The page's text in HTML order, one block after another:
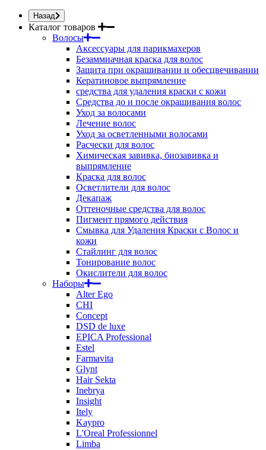
Назад
Каталог товаров
Волосы
Аксессуары для парикмахеров
Безаммиачная краска для волос
Защита при окрашивании и обесцвечивании
Кератиновое выпрямление
средства для удаления краски с кожи
Средства до и после окрашивания волос
Уход за волосами
Лечение волос
Уход за осветленными волосами
Расчески для волос
Химическая завивка, биозавивка и
выпрямление
Краска для волос
Осветлители для волос
Декапаж
Оттеночные средства для волос
Пигмент прямого действия
Смывка для Удаления Краски с Волос и
кожи
Стайлинг для волос
Тонирование волос
Окислители для волос
Наборы
Alter Ego
CHI
Concept
DSD de luxe
EPICA Professional
Estel
Farmavita
Glynt
Hair Sekta
Inebrya
Insight
Itely
Kaypro
L'Oreal Professionnel
Limba